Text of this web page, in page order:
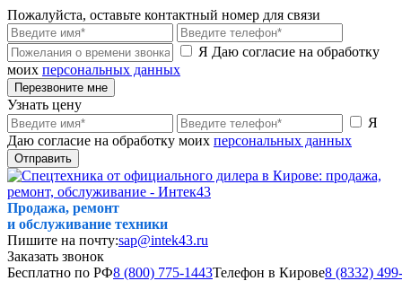
Пожалуйста, оставьте контактный номер для связи
Я Даю согласие на обработку
моих персональных данных
Перезвоните мне
Узнать цену
Я
Даю согласие на обработку моих персональных данных
Отправить
Продажа, ремонт
и обслуживание техники
Пишите на почту:sap@intek43.ru
Заказать звонок
Бесплатно по РФ8 (800) 775-1443Телефон в Кирове8 (8332)